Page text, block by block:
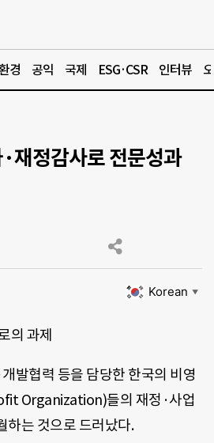
경 공익 국제 ESG·CSR 인터뷰
재정감사로 전문성과
Korean ▼
의 과제
발협력 등을 담당한 한국의 비영
Organization)들의 재정·사업
하는 것으로 드러났다.